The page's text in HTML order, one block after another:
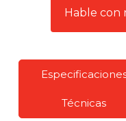
Hable con
Técnicas